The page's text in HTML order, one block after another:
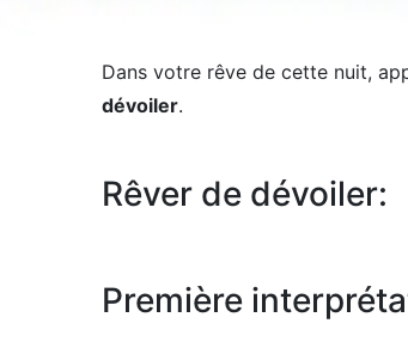
Dans votre rêve de cette nuit,
dévoiler.
Rêver de dévoiler:
Première